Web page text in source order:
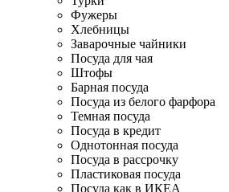
Фужеры
Хлебницы
Заварочные чайники
Посуда для чая
Штофы
Барная посуда
Посуда из белого фарфора
Темная посуда
Посуда в кредит
Однотонная посуда
Посуда в рассрочку
Пластиковая посуда
Посуда как в ИКЕА